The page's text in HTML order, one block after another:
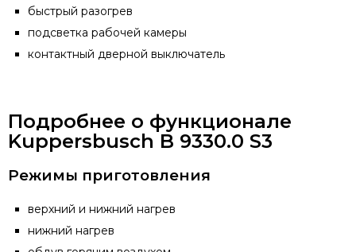
быстрый разогрев
подсветка рабочей камеры
контактный дверной выключатель
Подробнее о функционале
Kuppersbusch B 9330.0 S3
Режимы приготовления
верхний и нижний нагрев
нижний нагрев